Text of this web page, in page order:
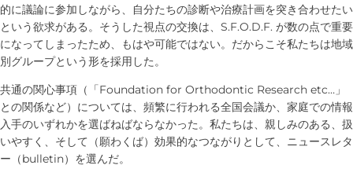
的に議論に参加しながら、自分たちの診断や治療計画を突き合わせたい
という欲求がある。そうした視点の交換は、S.F.O.D.F. が数の点で重要
になってしまったため、もはや可能ではない。だからこそ私たちは地域
別グループという形を採用した。
共通の関心事項（「Foundation for Orthodontic Research etc…」
との関係など）については、頻繁に行われる全国会議か、家庭での情報
入手のいずれかを選ばねばならなかった。私たちは、親しみのある、扱
いやすく、そして（願わくば）効果的なつながりとして、ニュースレタ
ー（bulletin）を選んだ。